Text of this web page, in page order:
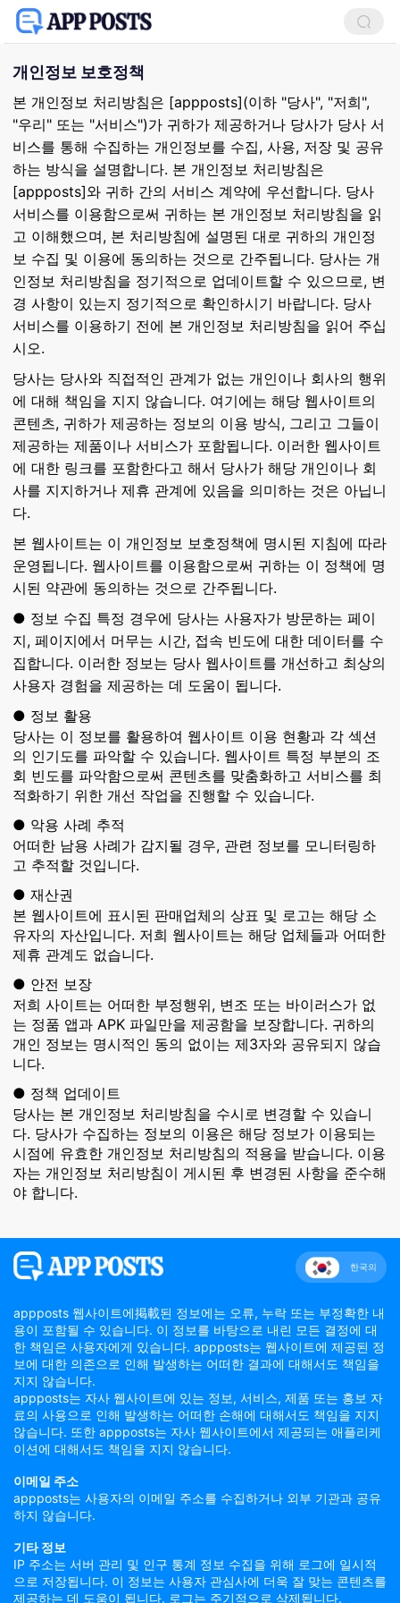
개인정보 보호정책
본 개인정보 처리방침은 [appposts](이하 "당사", "저희",
"우리" 또는 "서비스")가 귀하가 제공하거나 당사가 당사 서
비스를 통해 수집하는 개인정보를 수집, 사용, 저장 및 공유
하는 방식을 설명합니다. 본 개인정보 처리방침은
[appposts]와 귀하 간의 서비스 계약에 우선합니다. 당사
서비스를 이용함으로써 귀하는 본 개인정보 처리방침을 읽
고 이해했으며, 본 처리방침에 설명된 대로 귀하의 개인정
보 수집 및 이용에 동의하는 것으로 간주됩니다. 당사는 개
인정보 처리방침을 정기적으로 업데이트할 수 있으므로, 변
경 사항이 있는지 정기적으로 확인하시기 바랍니다. 당사
서비스를 이용하기 전에 본 개인정보 처리방침을 읽어 주십
시오.
당사는 당사와 직접적인 관계가 없는 개인이나 회사의 행위
에 대해 책임을 지지 않습니다. 여기에는 해당 웹사이트의
콘텐츠, 귀하가 제공하는 정보의 이용 방식, 그리고 그들이
제공하는 제품이나 서비스가 포함됩니다. 이러한 웹사이트
에 대한 링크를 포함한다고 해서 당사가 해당 개인이나 회
사를 지지하거나 제휴 관계에 있음을 의미하는 것은 아닙니
다.
본 웹사이트는 이 개인정보 보호정책에 명시된 지침에 따라
운영됩니다. 웹사이트를 이용함으로써 귀하는 이 정책에 명
시된 약관에 동의하는 것으로 간주됩니다.
● 정보 수집 특정 경우에 당사는 사용자가 방문하는 페이
지, 페이지에서 머무는 시간, 접속 빈도에 대한 데이터를 수
집합니다. 이러한 정보는 당사 웹사이트를 개선하고 최상의
사용자 경험을 제공하는 데 도움이 됩니다.
● 정보 활용
당사는 이 정보를 활용하여 웹사이트 이용 현황과 각 섹션
의 인기도를 파악할 수 있습니다. 웹사이트 특정 부분의 조
회 빈도를 파악함으로써 콘텐츠를 맞춤화하고 서비스를 최
적화하기 위한 개선 작업을 진행할 수 있습니다.
● 악용 사례 추적
어떠한 남용 사례가 감지될 경우, 관련 정보를 모니터링하
고 추적할 것입니다.
● 재산권
본 웹사이트에 표시된 판매업체의 상표 및 로고는 해당 소
유자의 자산입니다. 저희 웹사이트는 해당 업체들과 어떠한
제휴 관계도 없습니다.
● 안전 보장
저희 사이트는 어떠한 부정행위, 변조 또는 바이러스가 없
는 정품 앱과 APK 파일만을 제공함을 보장합니다. 귀하의
개인 정보는 명시적인 동의 없이는 제3자와 공유되지 않습
니다.
● 정책 업데이트
당사는 본 개인정보 처리방침을 수시로 변경할 수 있습니
다. 당사가 수집하는 정보의 이용은 해당 정보가 이용되는
시점에 유효한 개인정보 처리방침의 적용을 받습니다. 이용
자는 개인정보 처리방침이 게시된 후 변경된 사항을 준수해
야 합니다.
한국의
appposts 웹사이트에掲載된 정보에는 오류, 누락 또는 부정확한 내
용이 포함될 수 있습니다. 이 정보를 바탕으로 내린 모든 결정에 대
한 책임은 사용자에게 있습니다. appposts는 웹사이트에 제공된 정
보에 대한 의존으로 인해 발생하는 어떠한 결과에 대해서도 책임을
지지 않습니다.
appposts는 자사 웹사이트에 있는 정보, 서비스, 제품 또는 홍보 자
료의 사용으로 인해 발생하는 어떠한 손해에 대해서도 책임을 지지
않습니다. 또한 appposts는 자사 웹사이트에서 제공되는 애플리케
이션에 대해서도 책임을 지지 않습니다.
이메일 주소
appposts는 사용자의 이메일 주소를 수집하거나 외부 기관과 공유
하지 않습니다.
기타 정보
IP 주소는 서버 관리 및 인구 통계 정보 수집을 위해 로그에 일시적
으로 저장됩니다. 이 정보는 사용자 관심사에 더욱 잘 맞는 콘텐츠를
제공하는 데 도움이 됩니다. 로그는 주기적으로 삭제됩니다.